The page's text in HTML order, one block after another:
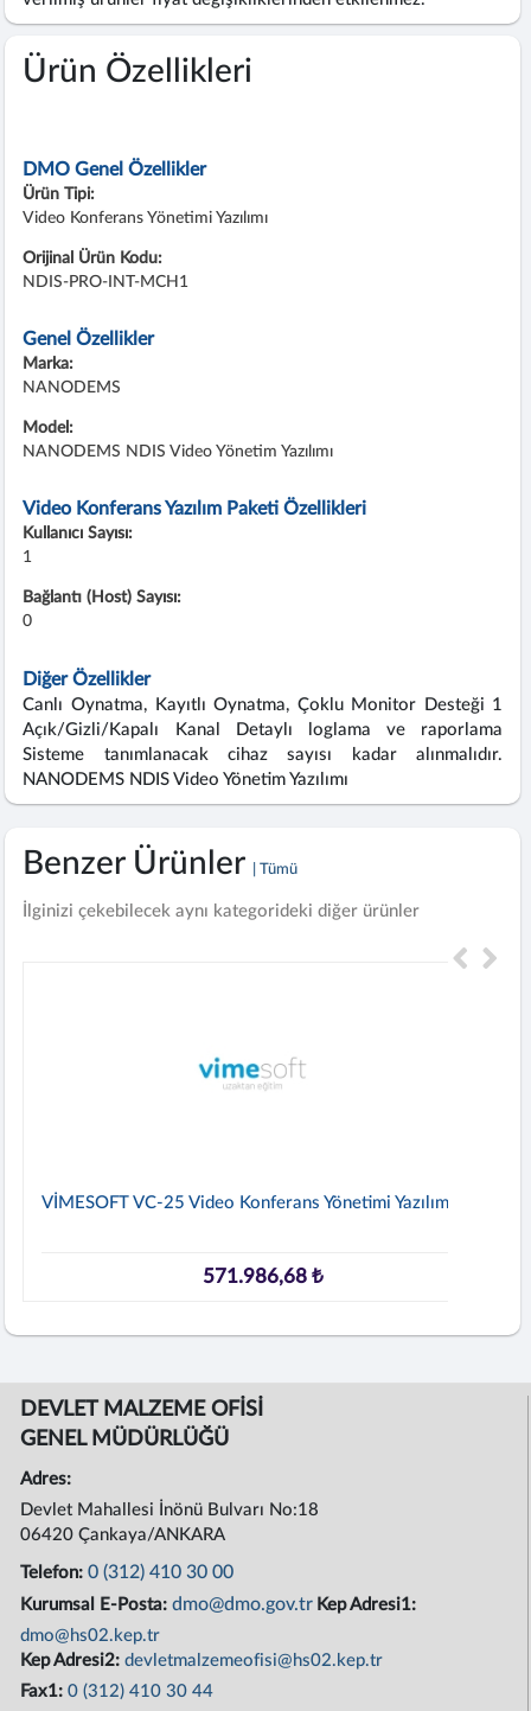
Ürün Özellikleri
DMO Genel Özellikler
Ürün Tipi:
Video Konferans Yönetimi Yazılımı
Orijinal Ürün Kodu:
NDIS-PRO-INT-MCH1
Genel Özellikler
Marka:
NANODEMS
Model:
NANODEMS NDIS Video Yönetim Yazılımı
Video Konferans Yazılım Paketi Özellikleri
Kullanıcı Sayısı:
1
Bağlantı (Host) Sayısı:
0
Diğer Özellikler
Canlı Oynatma, Kayıtlı Oynatma, Çoklu Monitor Desteği 1
Açık/Gizli/Kapalı Kanal Detaylı loglama ve raporlama
Sisteme tanımlanacak cihaz sayısı kadar alınmalıdır.
NANODEMS NDIS Video Yönetim Yazılımı
Benzer Ürünler | Tümü
İlginizi çekebilecek aynı kategorideki diğer ürünler
VİMESOFT VC-25 Video Konferans Yönetimi Yazılımı
571.986,68 ₺
DEVLET MALZEME OFİSİ
GENEL MÜDÜRLÜĞÜ
Adres:
Devlet Mahallesi İnönü Bulvarı No:18
06420 Çankaya/ANKARA
Telefon:0 (312) 410 30 00
Kurumsal E-Posta:dmo@dmo.gov.tr Kep Adresi1:
dmo@hs02.kep.tr
Kep Adresi2:devletmalzemeofisi@hs02.kep.tr
Fax1:0 (312) 410 30 44